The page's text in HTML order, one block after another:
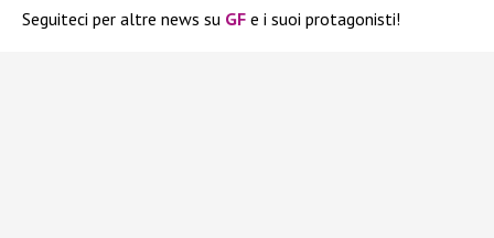
Seguiteci per altre news su GF e i suoi protagonisti!